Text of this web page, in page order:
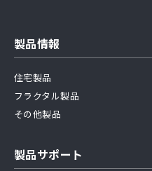
製品情報
住宅製品
フラクタル製品
その他製品
製品サポート